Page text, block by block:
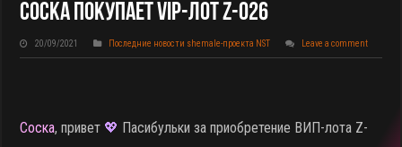
Соска Покупает VIP-Лот Z-026
20/09/2021 Последние новости shemale-проекта NST Leave a comment
Соска, привет 💖 Пасибульки за приобретение ВИП-лота Z-